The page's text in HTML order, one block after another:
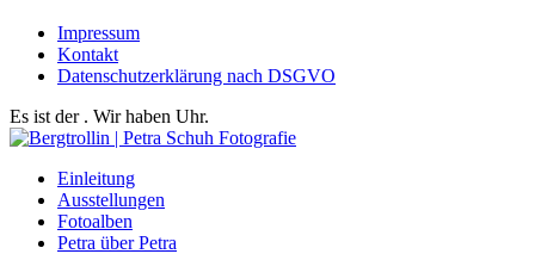
Impressum
Kontakt
Datenschutzerklärung nach DSGVO
Es ist der . Wir haben Uhr.
Einleitung
Ausstellungen
Fotoalben
Petra über Petra